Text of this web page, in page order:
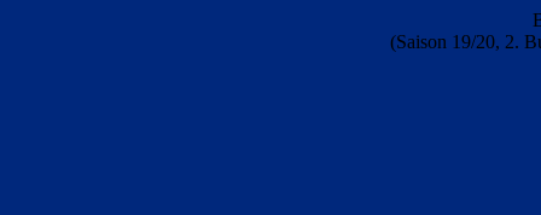
(Saison 19/20, 2.